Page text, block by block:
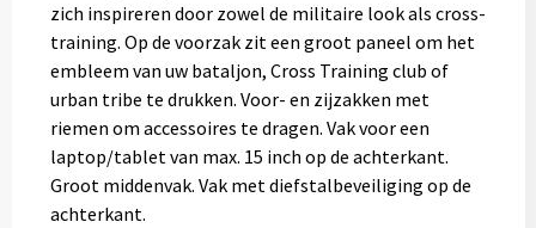
Paraplu's
Stormparaplu's
Klassieke paraplu's
zich inspireren door zowel de militaire look als cross-
training. Op de voorzak zit een groot paneel om het
embleem van uw bataljon, Cross Training club of
urban tribe te drukken. Voor- en zijzakken met
riemen om accessoires te dragen. Vak voor een
laptop/tablet van max. 15 inch op de achterkant.
Groot middenvak. Vak met diefstalbeveiliging op de
achterkant.